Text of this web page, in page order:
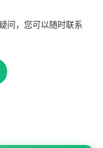
问，您可以随时联系